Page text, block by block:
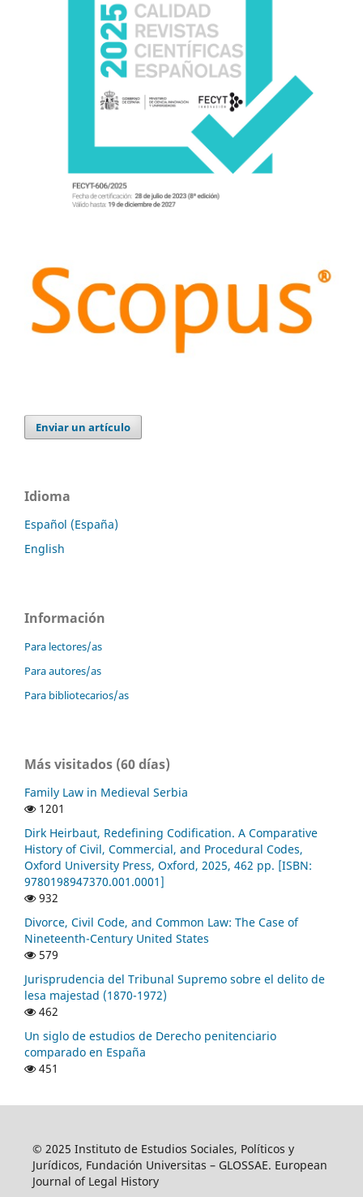
Enviar un artículo
Idioma
Español (España)
English
Información
Para lectores/as
Para autores/as
Para bibliotecarios/as
Más visitados (60 días)
Family Law in Medieval Serbia
1201
Dirk Heirbaut, Redefining Codification. A Comparative
History of Civil, Commercial, and Procedural Codes,
Oxford University Press, Oxford, 2025, 462 pp. [ISBN:
9780198947370.001.0001]
932
Divorce, Civil Code, and Common Law: The Case of
Nineteenth-Century United States
579
Jurisprudencia del Tribunal Supremo sobre el delito de
lesa majestad (1870-1972)
462
Un siglo de estudios de Derecho penitenciario
comparado en España
451
© 2025 Instituto de Estudios Sociales, Políticos y
Jurídicos, Fundación Universitas – GLOSSAE. European
Journal of Legal History